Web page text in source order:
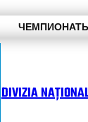
DIVIZIA